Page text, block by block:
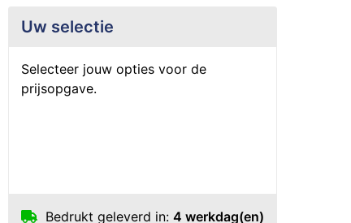
Uw selectie
Selecteer jouw opties voor de
prijsopgave.
Bedrukt geleverd in: 4 werkdag(en)